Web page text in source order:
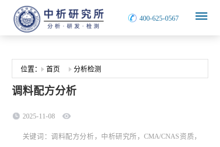
400-625-0567
位置： 首页 分析检测
调料配方分析
2025-11-08
关键词：调料配方分析，中析研究所，CMA/CNAS资质，